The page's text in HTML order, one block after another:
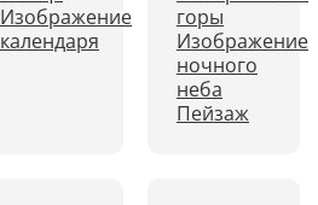
Изображение
календаря
горы
Изображение
ночного
неба
Пейзаж